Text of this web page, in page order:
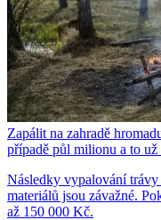
Zapálit na zahradě
případě půl milionu a to už
Následky vypalování
materiálů jsou závažné.
až 150 000 Kč.